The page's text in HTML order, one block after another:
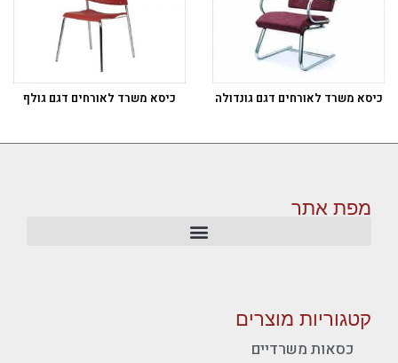
כיסא משרד לאורחים דגם גונדולה כיסא משרד לאורחים דגם גולף
מפת אתר
קטגוריות מוצרים
כסאות משרדיים